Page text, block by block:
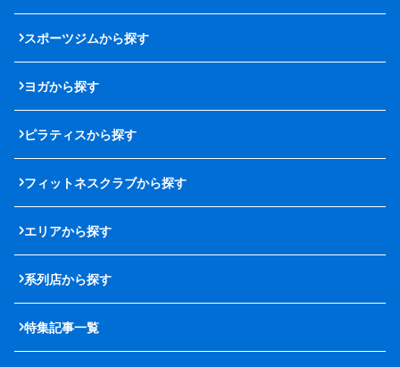
スポーツジムから探す
ヨガから探す
ピラティスから探す
フィットネスクラブから探す
エリアから探す
系列店から探す
特集記事一覧